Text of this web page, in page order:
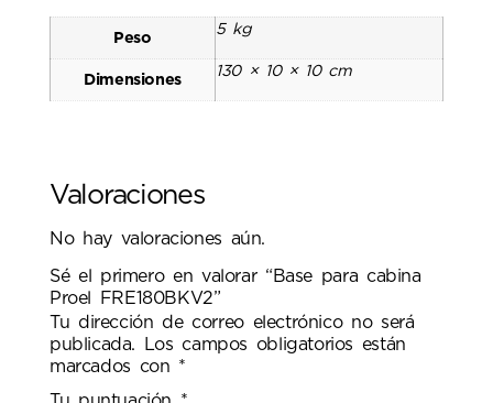
Peso
5 kg
Dimensiones
130 × 10 × 10 cm
Valoraciones
No hay valoraciones aún.
Sé el primero en valorar “Base para cabina
Proel FRE180BKV2”
Tu dirección de correo electrónico no será
publicada.
Los campos obligatorios están
marcados con *